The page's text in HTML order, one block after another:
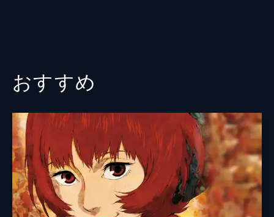
おすすめ